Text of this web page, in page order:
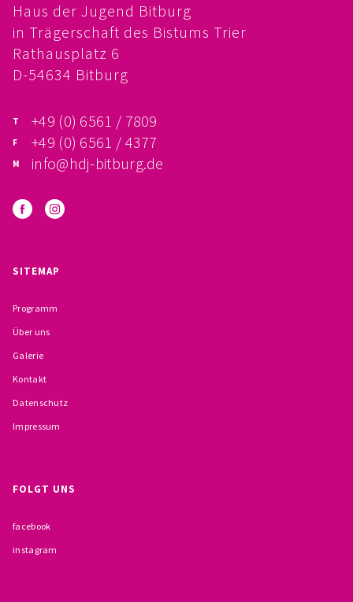
GALERIE
PRÄVENTION
INSTITUTIONELLES SCHUTZKONZEPT
VERHALTENSKODEX FÜR HAUPTAMTLICHE
Haus der Jugend Bitburg
in Trägerschaft des Bistums Trier
Rathausplatz 6
D-54634 Bitburg
+49 (0) 6561 / 7809
+49 (0) 6561 / 4377
info@hdj-bitburg.de
SITEMAP
Programm
Über uns
Galerie
Kontakt
Datenschutz
Impressum
FOLGT UNS
facebook
instagram